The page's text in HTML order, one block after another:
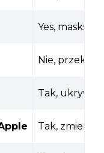
Yes, masks
Nie,
Tak, ukrywa
Tak, zmienia